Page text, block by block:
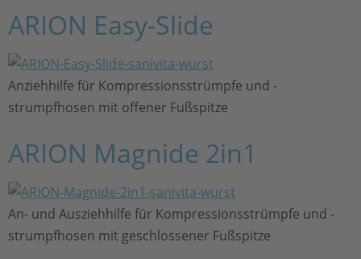
ARION Easy-Slide
Anziehhilfe für Kompressionsstrümpfe und -
strumpfhosen mit offener Fußspitze
ARION Magnide 2in1
An- und Ausziehhilfe für Kompressionsstrümpfe und -
strumpfhosen mit geschlossener Fußspitze